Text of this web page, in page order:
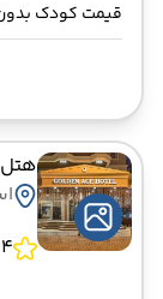
قیمت کودک
هتل
4 ستاره